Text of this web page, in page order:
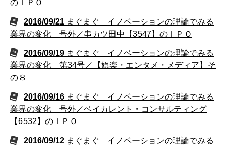
のＩＰＯ
2016/09/21 まぐまぐ イノベーションの理論でみる
業界の変化 号外／串カツ田中【3547】のＩＰＯ
2016/09/19 まぐまぐ イノベーションの理論でみる
業界の変化 第34号／【娯楽・エンタメ・メディア】そ
の８
2016/09/16 まぐまぐ イノベーションの理論でみる
業界の変化 号外／ベイカレント・コンサルティング
【6532】のＩＰＯ
2016/09/12 まぐまぐ イノベーションの理論でみる